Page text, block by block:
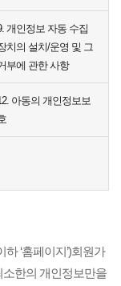
개인정보 자동 수집
치의 설치/운영 및 그
부에 관한 사항
아동의 개인정보보
‘홈페이지’)회원가
소한의 개인정보만을